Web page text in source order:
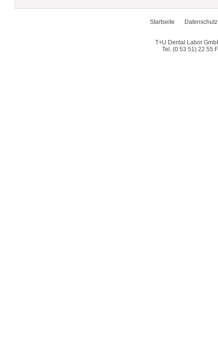
Startseite Datenschutz
T+U Dental Labor
Tel. (0 53 51) 22 55